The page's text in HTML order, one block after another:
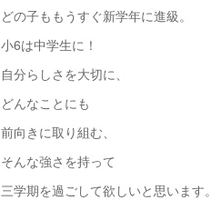
どの子ももうすぐ新学年に進級。
小6は中学生に！
自分らしさを大切に、
どんなことにも
前向きに取り組む、
そんな強さを持って
三学期を過ごして欲しいと思います。